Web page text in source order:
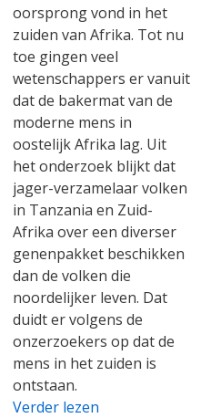
oorsprong vond in het
zuiden van Afrika. Tot nu
toe gingen veel
wetenschappers er vanuit
dat de bakermat van de
moderne mens in
oostelijk Afrika lag. Uit
het onderzoek blijkt dat
jager-verzamelaar volken
in Tanzania en Zuid-
Afrika over een diverser
genenpakket beschikken
dan de volken die
noordelijker leven. Dat
duidt er volgens de
onzerzoekers op dat de
mens in het zuiden is
ontstaan.
Verder lezen